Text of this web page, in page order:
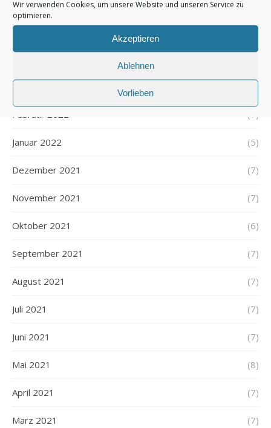
Wir verwenden Cookies, um unsere Website und unseren Service zu
optimieren.
Akzeptieren
Ablehnen
Vorlieben
Juni 2022
Mai 2022 (7)
März 2022 (5)
Februar 2022 (7)
Januar 2022 (5)
Dezember 2021 (7)
November 2021 (7)
Oktober 2021 (6)
September 2021 (7)
August 2021 (7)
Juli 2021 (7)
Juni 2021 (7)
Mai 2021 (8)
April 2021 (7)
März 2021 (7)